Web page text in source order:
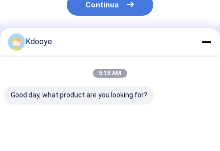
Continua
Prodotti Raccomandati
Kdooye
5:15 AM
Good day, what product are you looking for?